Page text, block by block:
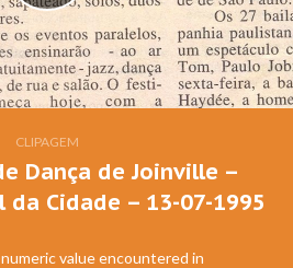
CLIPAGEM
Dança de Joinville –
da Cidade – 13-07-1995
value encountered in